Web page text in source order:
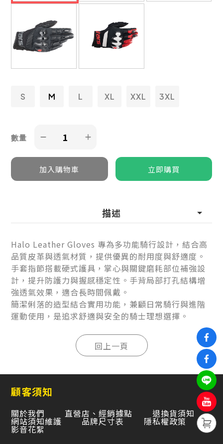
S M L XL XXL 3XL
數量
描述
Halo Leather Gloves 專為多功能騎行設計，結合高
品質皮革與透氣材質，提供優異的耐用度與舒適度。
手套指節搭載硬式護具，掌心與關鍵磨耗部位補強設
計，提升防護力與握感穩定性。手背局部打孔結構增
強透氣效果，適合長時間佩戴。
簡潔俐落的造型結合實用功能，兼顧日常騎行與進階
運動使用，是追求舒適與安全的騎士理想選擇。
顧客須知
關於我們 直營店、經銷據點 退換貨須知
網站須知維護 品牌尺寸表 隱私權政策
影音花絮